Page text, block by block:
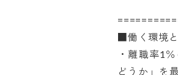
■働く環境
・離職率1
どうか」を